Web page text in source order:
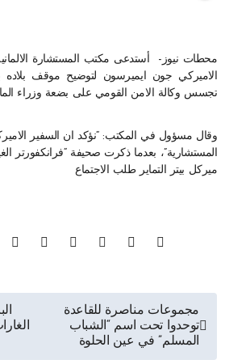
محطات نيوز- أستدعى مكتب المستشارة الالمانية انغيلا ميركل، اليوم، السفير
الاميركي جون ايميرسون لتوضيح موقف بلاده
تجسس وكالة الامن القومي على بضعة وزراء
وقال مسؤول في المكتب: “نؤكد ان السفير
المستشارية”، بعدما ذكرت صحيفة “فرانكفورتر
ميركل بيتر التماير طلب الاجتماع
تصفّح
المقالات
مجموعات مناصرة للقاعدة
توحدوا تحت اسم “الشباب
المسلم” في عين الحلوة